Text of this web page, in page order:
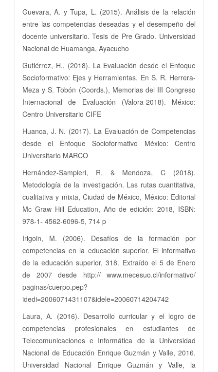
Guevara, A. y Tupa, L. (2015). Análisis de la relación
entre las competencias deseadas y el desempeño del
docente universitario. Tesis de Pre Grado. Universidad
Nacional de Huamanga, Ayacucho
Gutiérrez, H., (2018). La Evaluación desde el Enfoque
Socioformativo: Ejes y Herramientas. En S. R. Herrera-
Meza y S. Tobón (Coords.), Memorias del III Congreso
Internacional de Evaluación (Valora-2018). México:
Centro Universitario CIFE
Huanca, J. N. (2017). La Evaluación de Competencias
desde el Enfoque Socioformativo México: Centro
Universitario MARCO
Hernández-Sampieri, R. & Mendoza, C (2018).
Metodología de la investigación. Las rutas cuantitativa,
cualitativa y mixta, Ciudad de México, México: Editorial
Mc Graw Hill Education, Año de edición: 2018, ISBN:
978-1- 4562-6096-5, 714 p
Irigoin, M. (2006). Desafíos de la formación por
competencias en la educación superior. El informativo
de la educación superior, 318. Extraído el 5 de Enero
de 2007 desde http:// www.mecesuo.cl/informativo/
paginas/cuerpo.pep?
idedi=2006071431107&idele=20060714204742
Laura, A. (2016). Desarrollo curricular y el logro de
competencias profesionales en estudiantes de
Telecomunicaciones e Informática de la Universidad
Nacional de Educación Enrique Guzmán y Valle, 2016.
Universidad Nacional Enrique Guzmán y Valle, la